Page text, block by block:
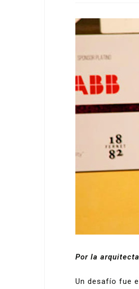
Por la
Un desafío fue